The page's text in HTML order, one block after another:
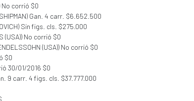
No corrió $0
Gan. 4 carr. $6.652.500
Sin figs. cls. $275.000
(USA)) No corrió $0
(USA)) No corrió $0
$0
30/01/2016 $0
9 carr. 4 figs. cls. $37.777.000